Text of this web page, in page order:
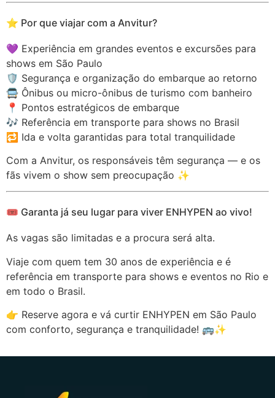
⭐ Por que viajar com a Anvitur?
💜 Experiência em grandes eventos e excursões para
shows em São Paulo
🛡️ Segurança e organização do embarque ao retorno
🚍 Ônibus ou micro-ônibus de turismo com banheiro
📍 Pontos estratégicos de embarque
🎶 Referência em transporte para shows no Brasil
🔁 Ida e volta garantidas para total tranquilidade
Com a Anvitur, os responsáveis têm segurança — e os
fãs vivem o show sem preocupação ✨
🎟️ Garanta já seu lugar para viver ENHYPEN ao vivo!
As vagas são limitadas e a procura será alta.
Viaje com quem tem 30 anos de experiência e é
referência em transporte para shows e eventos no Rio e
em todo o Brasil.
👉 Reserve agora e vá curtir ENHYPEN em São Paulo
com conforto, segurança e tranquilidade! 🚌✨